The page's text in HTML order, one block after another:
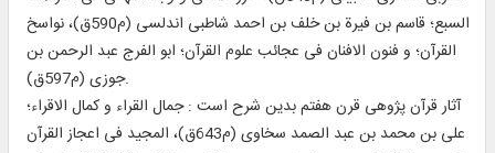
السبع؛ قاسم بن فيرة بن خلف بن احمد شاطبى اندلسى (م‏590ق)، نواسخ
القرآن؛ و فنون الافنان فى عجائب علوم القرآن؛ ابو الفرج عبد الرحمن بن
جوزى (م‏597ق).
آثار قرآن پژوهى قرن هفتم بدين شرح است : جمال القراء و كمال الاقراء؛
على بن محمد بن عبد الصمد سخاوى (م‏643ق)، المجيد فى اعجاز القرآن